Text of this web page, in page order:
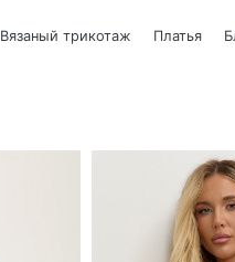
Вязаный трикотаж Платья